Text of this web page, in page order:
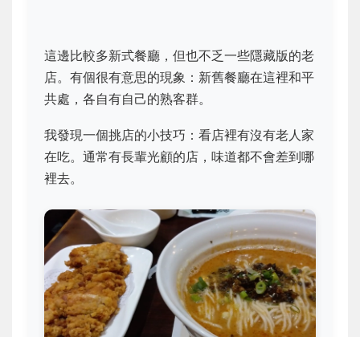
這邊比較多新式餐廳，但也不乏一些隱藏版的老
店。有個很有意思的現象：新舊餐廳在這裡和平
共處，各自有自己的熟客群。
我發現一個挑店的小技巧：看店裡有沒有老人家
在吃。通常有長輩光顧的店，味道都不會差到哪
裡去。